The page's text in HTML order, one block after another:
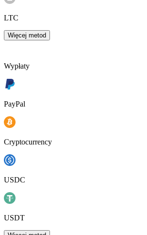
LTC
Więcej metod
Wypłaty
PayPal
Cryptocurrency
USDC
USDT